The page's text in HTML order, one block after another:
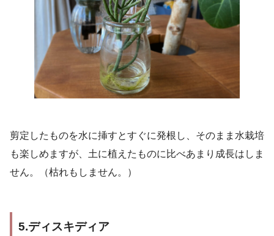
剪定したものを水に挿すとすぐに発根し、そのまま水栽培
も楽しめますが、土に植えたものに比べあまり成長はしま
せん。（枯れもしません。）
5.ディスキディア